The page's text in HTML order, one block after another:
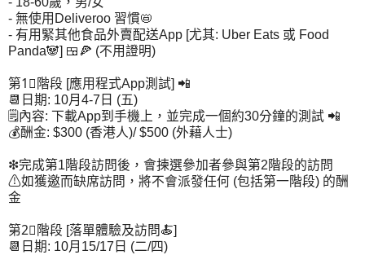
- 無使用Deliveroo 習慣📛
- 有用緊其他食品外賣配送App [尤其: Uber Eats 或 Food
Panda🐼] 🍱🍕 (不用證明)
第1⃣階段 [應用程式App測試] 📲
📆日期: 10月4-7日 (五)
🗒內容: 下載App到手機上，並完成一個約30分鐘的測試 📲
💰酬金: $300 (香港人)/ $500 (外藉人士)
❇完成第1階段訪問後，會揀選參加者參與第2階段的訪問
⚠如獲邀而缺席訪問，將不會派發任何 (包括第一階段) 的酬
金
第2⃣階段 [落單體驗及訪問🍝]
📆日期: 10月15/17日 (二/四)